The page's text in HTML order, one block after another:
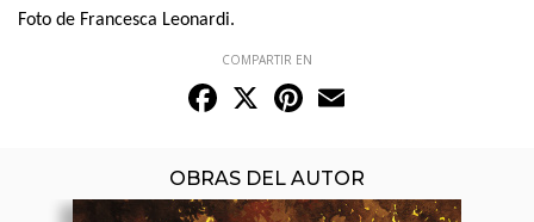
Foto de Francesca Leonardi.
COMPARTIR EN
Facebook
X Pinterest
OBRAS DEL AUTOR